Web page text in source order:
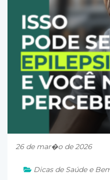
26 de mar�o de 2026
Dicas de Saúde e